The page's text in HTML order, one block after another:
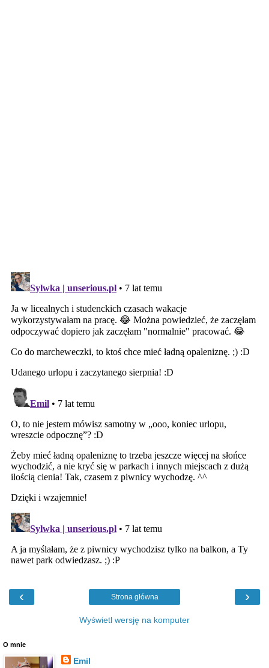
‹ ›
Strona główna
Wyświetl wersję na komputer
O mnie
Emil